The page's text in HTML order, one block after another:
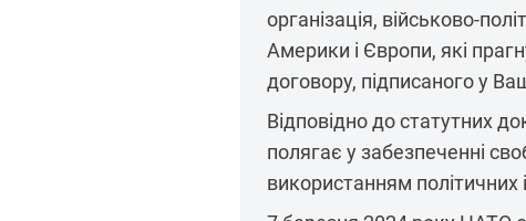
організація, військово-
Америки і Європи, які
договору, підписаного у
Відповідно до статутних
полягає у забезпеченні
використанням політичних